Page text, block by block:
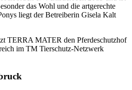
das Wohl und die artgerechte
liegt der Betreiberin Gisela Kalt
TERRA MATER den Pferdeschutzhof
im TM Tierschutz-Netzwerk